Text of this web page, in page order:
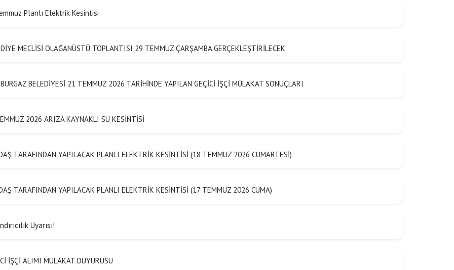
Planlı Elektrik Kesintisi
MECLİSİ OLAĞANÜSTÜ TOPLANTISI 29 TEMMUZ ÇARŞAMBA GERÇEKLEŞTİRİLECEK
BELEDİYESİ 21 TEMMUZ 2026 TARİHİNDE YAPILAN GEÇİCİ İŞÇİ MÜLAKAT SONUÇLARI
2026 ARIZA KAYNAKLI SU KESİNTİSİ
TARAFINDAN YAPILACAK PLANLI ELEKTRİK KESİNTİSİ (18 TEMMUZ 2026 CUMARTESİ)
TARAFINDAN YAPILACAK PLANLI ELEKTRİK KESİNTİSİ (17 TEMMUZ 2026 CUMA)
Uyarısı!
İŞÇİ ALIMI MÜLAKAT DUYURUSU